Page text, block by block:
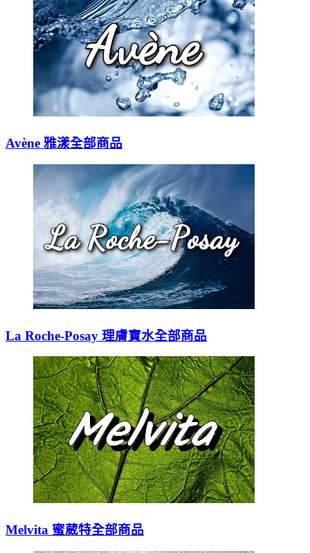
Avène 雅漾全部商品
La Roche-Posay 理膚寶水全部商品
Melvita 蜜葳特全部商品